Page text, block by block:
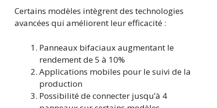
Certains modèles intègrent des technologies
avancées qui améliorent leur efficacité :
Panneaux bifaciaux augmentant le
rendement de 5 à 10%
Applications mobiles pour le suivi de la
production
Possibilité de connecter jusqu’à 4